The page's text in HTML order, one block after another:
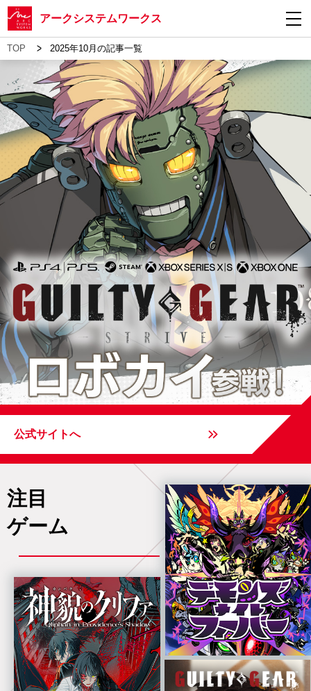
アークシステムワークス
TOP > 2025年10月の記事一覧
公式サイトへ
注目
ゲーム